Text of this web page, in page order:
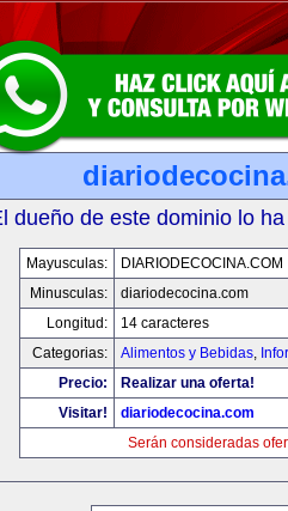
dueño de este dominio lo
Mayusculas:
DIARIODECOCINA.COM
Minusculas:
diariodecocina.com
Longitud:
14 caracteres
Categorias:
Alimentos y Bebidas,
Precio:
Realizar una oferta!
Visitar!
diariodecocina.com
Serán consideradas